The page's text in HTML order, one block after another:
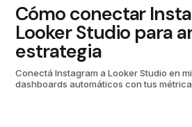
Cómo conectar
Looker Studio para
estrategia
Conectá Instagram a Looker Studio en
dashboards automáticos con tus